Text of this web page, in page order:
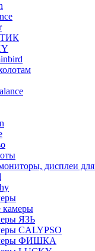
дисплеи для
камеры
ЯЗЬ
CALYPSO
ФИШКА